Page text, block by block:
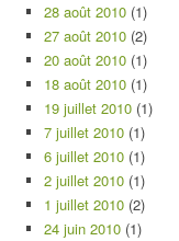
28 août 2010 (1)
27 août 2010 (2)
20 août 2010 (1)
18 août 2010 (1)
19 juillet 2010 (1)
7 juillet 2010 (1)
6 juillet 2010 (1)
2 juillet 2010 (1)
1 juillet 2010 (2)
24 juin 2010 (1)